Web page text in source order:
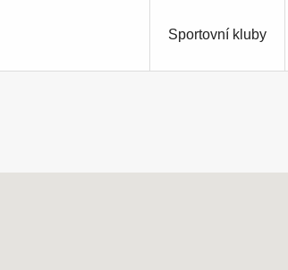
Sportovní kluby